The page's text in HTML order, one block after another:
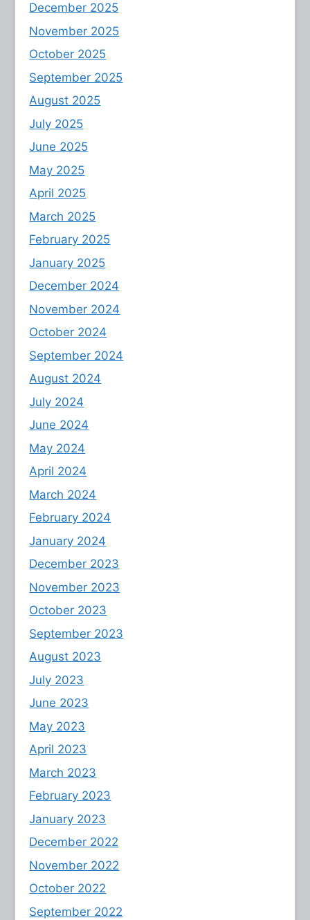
December 2025
November 2025
October 2025
September 2025
August 2025
July 2025
June 2025
May 2025
April 2025
March 2025
February 2025
January 2025
December 2024
November 2024
October 2024
September 2024
August 2024
July 2024
June 2024
May 2024
April 2024
March 2024
February 2024
January 2024
December 2023
November 2023
October 2023
September 2023
August 2023
July 2023
June 2023
May 2023
April 2023
March 2023
February 2023
January 2023
December 2022
November 2022
October 2022
September 2022